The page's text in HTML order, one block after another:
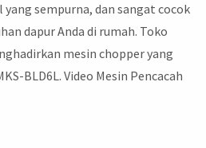
sempurna, dan sangat cocok
dapur Anda di rumah. Toko
mesin chopper yang
BLD6L. Video Mesin Pencacah